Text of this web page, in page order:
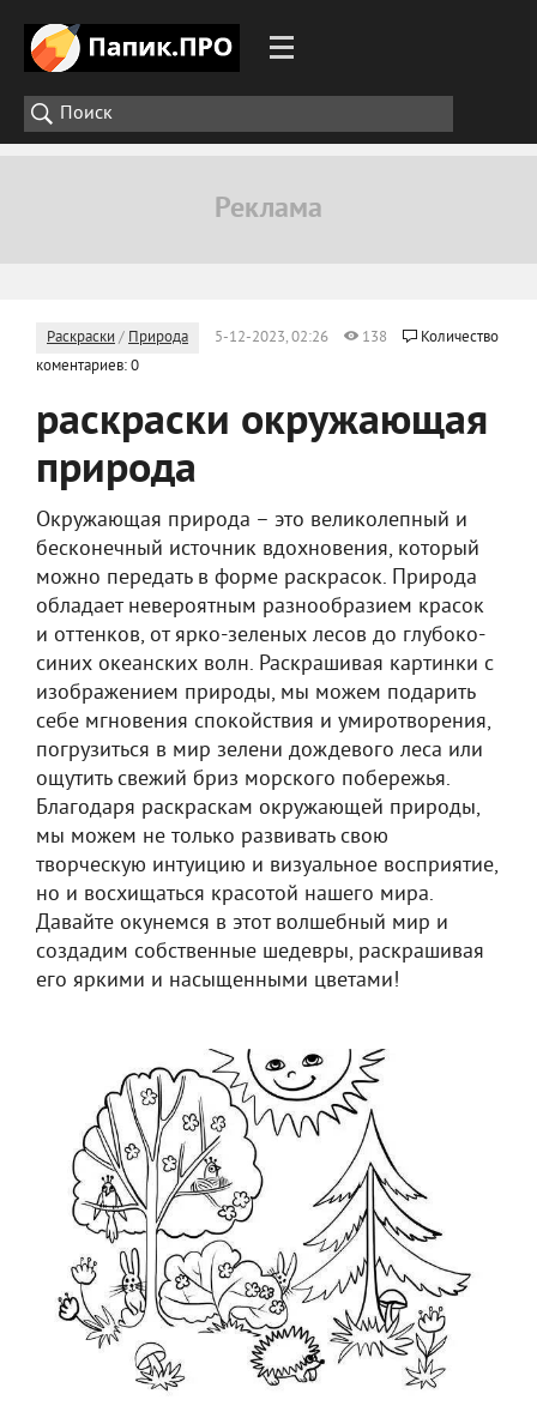
Раскраски / Природа 5-12-2023, 02:26 138
Количество
коментариев: 0
раскраски окружающая
природа
Окружающая природа – это великолепный и
бесконечный источник вдохновения, который
можно передать в форме раскрасок. Природа
обладает невероятным разнообразием красок
и оттенков, от ярко-зеленых лесов до глубоко-
синих океанских волн. Раскрашивая картинки с
изображением природы, мы можем подарить
себе мгновения спокойствия и умиротворения,
погрузиться в мир зелени дождевого леса или
ощутить свежий бриз морского побережья.
Благодаря раскраскам окружающей природы,
мы можем не только развивать свою
творческую интуицию и визуальное восприятие,
но и восхищаться красотой нашего мира.
Давайте окунемся в этот волшебный мир и
создадим собственные шедевры, раскрашивая
его яркими и насыщенными цветами!